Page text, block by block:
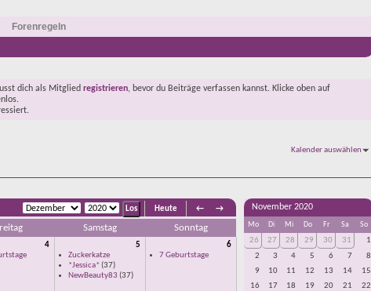
Forenregeln
dich als Mitglied registrieren, bevor du Beiträge verfassen kannst. Klicke oben auf
Kalender auswählen
Heute ← →
Samstag Sonntag
4
5
Zuckerkatze
*Jessica* (37)
NewBeauty83 (37)
6
7 Geburtstage
November 2020
Mo Di Mi Do Fr Sa So
26 27 28 29 30 31
1
2
3 4 5 6 7
8
9
10 11 12 13 14
15
16
17 18 19 20 21
22